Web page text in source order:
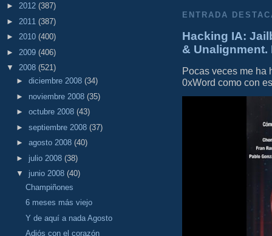
► 2012 (387)
► 2011 (387)
► 2010 (400)
► 2009 (406)
▼ 2008 (521)
► diciembre 2008 (34)
► noviembre 2008 (35)
► octubre 2008 (43)
► septiembre 2008 (37)
► agosto 2008 (40)
► julio 2008 (38)
▼ junio 2008 (40)
Champiñones
6 meses más viejo
Y de aquí a nada Agosto
Adiós con el corazón
ENTRADA
Hacking IA:
&
Pocas veces me ha
0xWord como con